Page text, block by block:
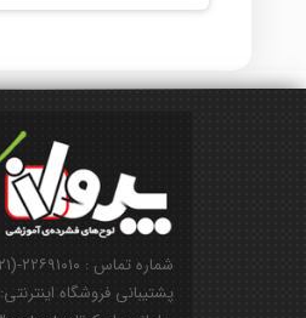
شماره تماس : ۲۲۶۹۱۰۱۰-(۰۲۱)
پشتیبانی فروشگاه اینترنتی: ۰۹۱۲۸۵۰۱۱۲۵